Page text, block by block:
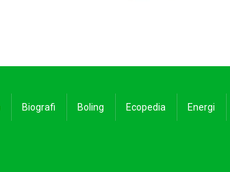
Biografi Boling Ecopedia Energi